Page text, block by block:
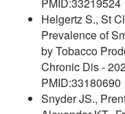
Helgertz S., St
Prevalence of
by Tobacco
Chronic Dis -
PMID:33180690
Snyder JS.,